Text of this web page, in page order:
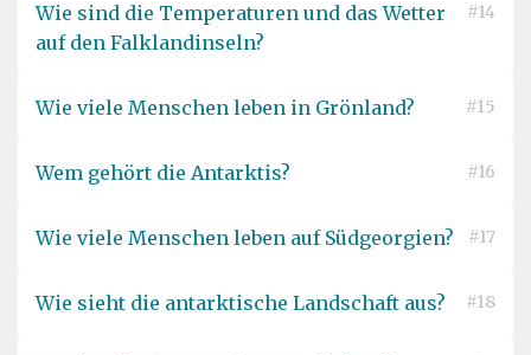
Wie sind die Temperaturen und das Wetter
auf den Falklandinseln?
#14
Wie viele Menschen leben in Grönland? #15
Wem gehört die Antarktis? #16
Wie viele Menschen leben auf Südgeorgien? #17
Wie sieht die antarktische Landschaft aus? #18